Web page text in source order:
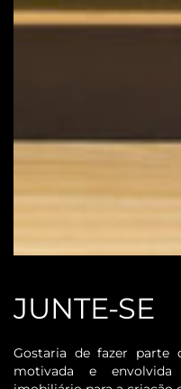
JUNTE-SE
Gostaria de fazer parte
motivada e